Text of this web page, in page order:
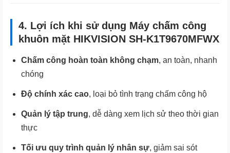
4. Lợi ích khi sử dụng Máy chấm công
khuôn mặt HIKVISION SH-K1T9670MFWX
Chấm công hoàn toàn không chạm, an toàn, nhanh
chóng
Độ chính xác cao, loại bỏ tình trạng chấm công hộ
Quản lý tập trung, dễ dàng xem lịch sử theo thời gian
thực
Tối ưu quy trình quản lý nhân sự, giảm sai sót